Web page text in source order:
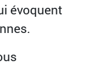
évoquent